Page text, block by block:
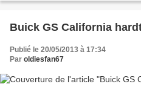
Buick GS California
Publié le 20/05/2013 à 17:34
Par oldiesfan67